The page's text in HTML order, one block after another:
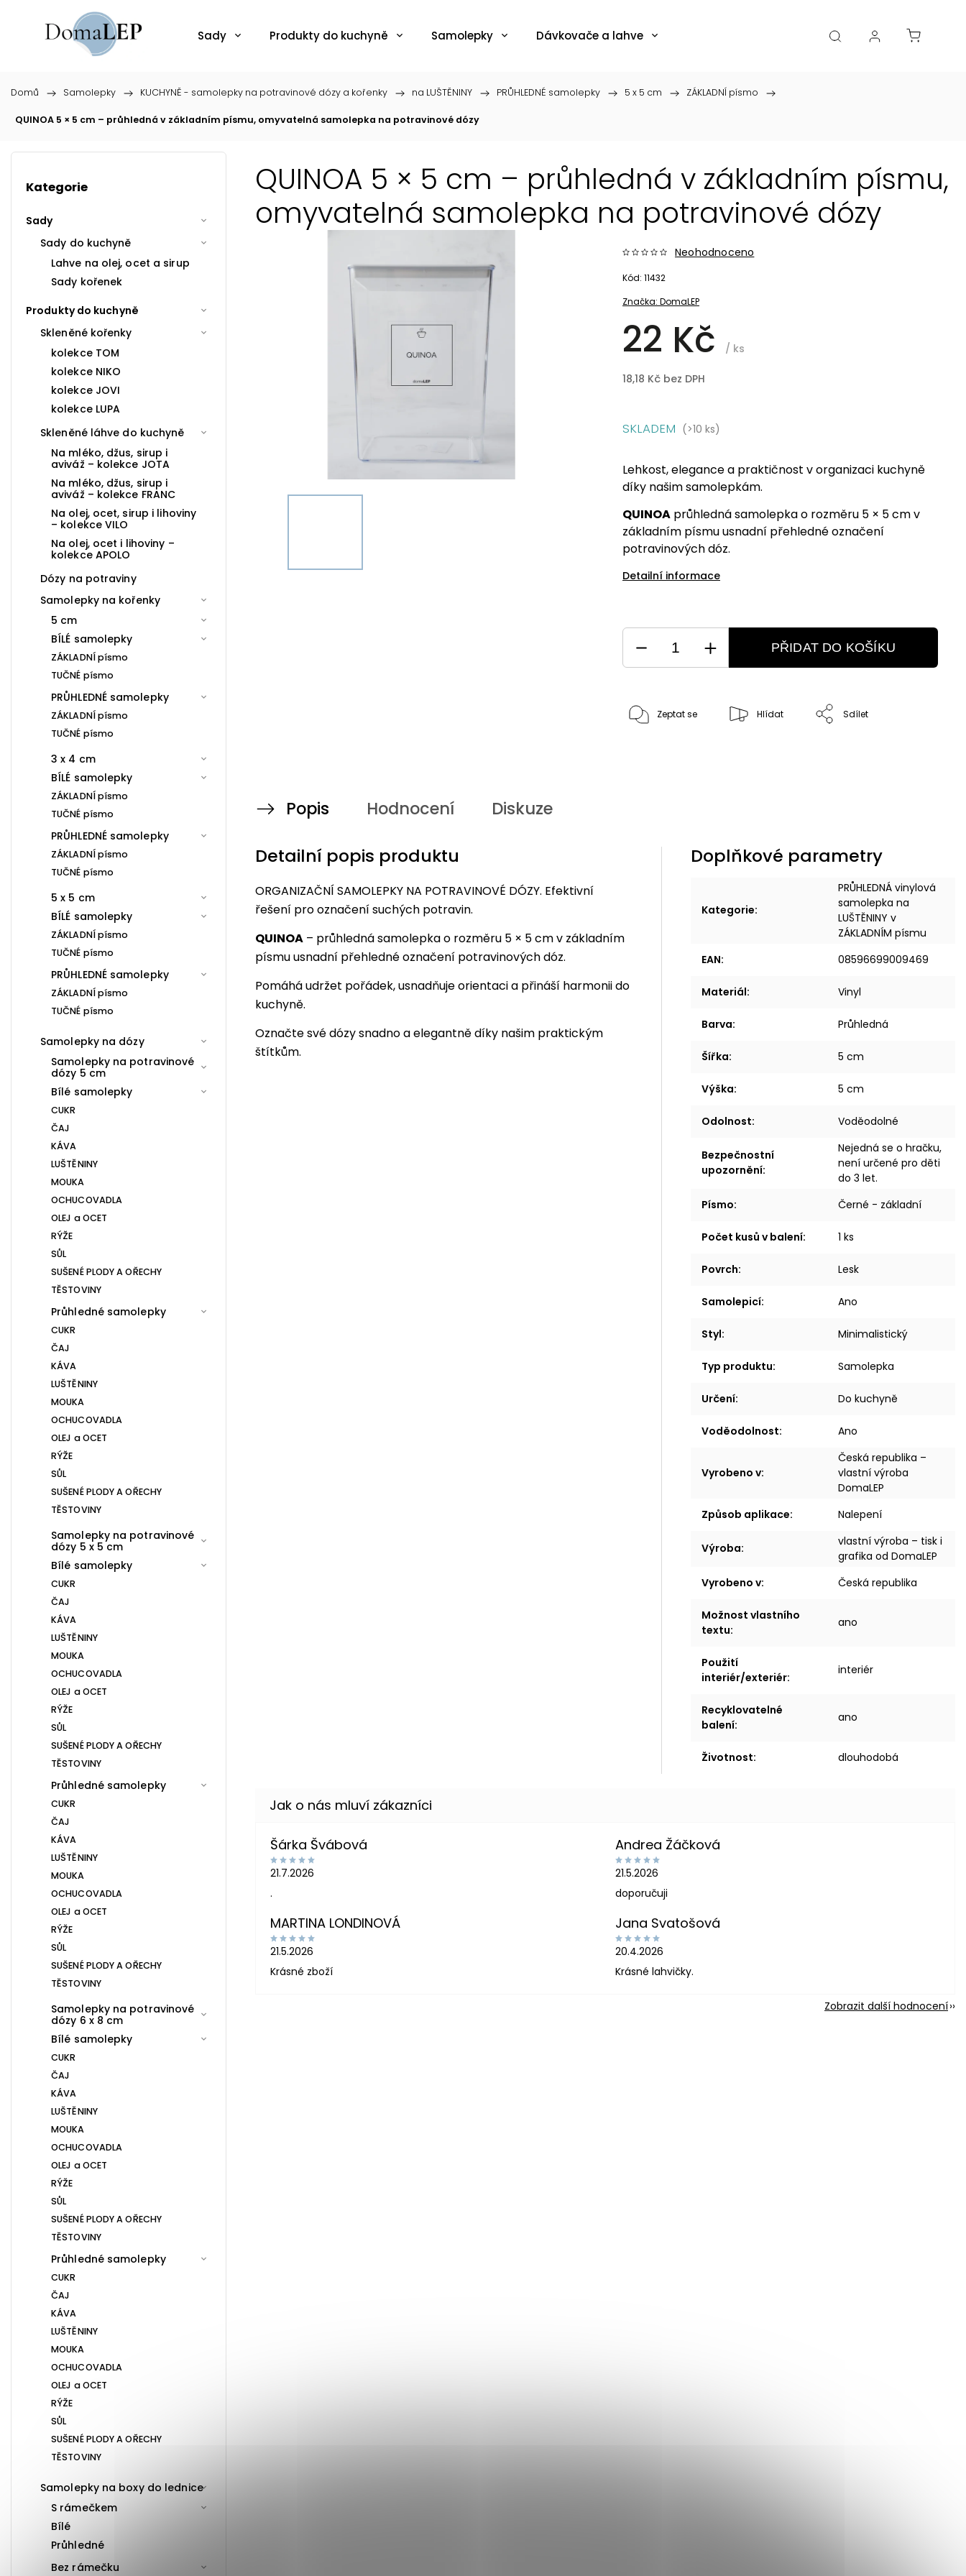
Sady Produkty do kuchyně Samolepky Dávkovače a lahve Boxy, dózy, kořenky, skleničky Akce
Domů / Samolepky / KUCHYNĚ - samolepky na potravinové dózy a kořenky / na LUŠTĚNINY / PRŮHLEDNÉ samolepky / 5 x 5 cm / ZÁKLADNÍ písmo /
QUINOA 5 × 5 cm – průhledná v základním písmu, omyvatelná samolepka na potravinové dózy
Kategorie
Sady
Sady do kuchyně
Lahve na olej, ocet a sirup
Sady kořenek
Produkty do kuchyně
Skleněné kořenky
kolekce TOM
kolekce NIKO
kolekce JOVI
kolekce LUPA
Skleněné láhve do kuchyně
Na mléko, džus, sirup i
aviváž – kolekce JOTA
Na mléko, džus, sirup i
aviváž – kolekce FRANC
Na olej, ocet, sirup i lihoviny
– kolekce VILO
Na olej, ocet i lihoviny –
kolekce APOLO
Dózy na potraviny
Samolepky na kořenky
5 cm
BÍLÉ samolepky
ZÁKLADNÍ písmo
TUČNÉ písmo
PRŮHLEDNÉ samolepky
ZÁKLADNÍ písmo
TUČNÉ písmo
3 x 4 cm
BÍLÉ samolepky
ZÁKLADNÍ písmo
TUČNÉ písmo
PRŮHLEDNÉ samolepky
ZÁKLADNÍ písmo
TUČNÉ písmo
5 x 5 cm
BÍLÉ samolepky
ZÁKLADNÍ písmo
TUČNÉ písmo
PRŮHLEDNÉ samolepky
ZÁKLADNÍ písmo
TUČNÉ písmo
Samolepky na dózy
Samolepky na potravinové
dózy 5 cm
Bílé samolepky
CUKR
ČAJ
KÁVA
LUŠTĚNINY
MOUKA
OCHUCOVADLA
OLEJ a OCET
RÝŽE
SŮL
SUŠENÉ PLODY A OŘECHY
TĚSTOVINY
Průhledné samolepky
CUKR
ČAJ
KÁVA
LUŠTĚNINY
MOUKA
OCHUCOVADLA
OLEJ a OCET
RÝŽE
SŮL
SUŠENÉ PLODY A OŘECHY
TĚSTOVINY
Samolepky na potravinové
dózy 5 x 5 cm
Bílé samolepky
CUKR
ČAJ
KÁVA
LUŠTĚNINY
MOUKA
OCHUCOVADLA
OLEJ a OCET
RÝŽE
SŮL
SUŠENÉ PLODY A OŘECHY
TĚSTOVINY
Průhledné samolepky
CUKR
ČAJ
KÁVA
LUŠTĚNINY
MOUKA
OCHUCOVADLA
OLEJ a OCET
RÝŽE
SŮL
SUŠENÉ PLODY A OŘECHY
TĚSTOVINY
Samolepky na potravinové
dózy 6 x 8 cm
Bílé samolepky
CUKR
ČAJ
KÁVA
LUŠTĚNINY
MOUKA
OCHUCOVADLA
OLEJ a OCET
RÝŽE
SŮL
SUŠENÉ PLODY A OŘECHY
TĚSTOVINY
Průhledné samolepky
CUKR
ČAJ
KÁVA
LUŠTĚNINY
MOUKA
OCHUCOVADLA
OLEJ a OCET
RÝŽE
SŮL
SUŠENÉ PLODY A OŘECHY
TĚSTOVINY
Samolepky na boxy do lednice
S rámečkem
Bílé
Průhledné
Bez rámečku
QUINOA 5 × 5 cm – průhledná v základním písmu,
omyvatelná samolepka na potravinové dózy
Značka: DomaLEP
Neohodnoceno
22 Kč / ks
18,18 Kč bez DPH
Kód: 11432
Lehkost, elegance a praktičnost v organizaci kuchyně
díky našim samolepkám.
QUINOA průhledná samolepka o rozměru 5 × 5 cm v
základním písmu usnadní přehledné označení
potravinových dóz.
Detailní informace
SKLADEM (>10 ks)
PŘIDAT DO KOŠÍKU
Zeptat se Hlídat Sdílet
Popis Hodnocení Diskuze
Detailní popis produktu
ORGANIZAČNÍ SAMOLEPKY NA POTRAVINOVÉ DÓZY. Efektivní
řešení pro označení suchých potravin.
QUINOA – průhledná samolepka o rozměru 5 × 5 cm v základním
písmu usnadní přehledné označení potravinových dóz.
Pomáhá udržet pořádek, usnadňuje orientaci a přináší harmonii do
kuchyně.
Označte své dózy snadno a elegantně díky našim praktickým
štítkům.
Doplňkové parametry
Kategorie:
PRŮHLEDNÁ vinylová
samolepka na
LUŠTĚNINY v
ZÁKLADNÍM písmu
EAN: 08596699009469
Materiál: Vinyl
Barva: Průhledná
Šířka: 5 cm
Výška: 5 cm
Odolnost: Voděodolné
Bezpečnostní
upozornění:
Nejedná se o hračku,
není určené pro děti
do 3 let.
Písmo: Černé - základní
Počet kusů v balení: 1 ks
Povrch: Lesk
Samolepicí: Ano
Styl: Minimalistický
Typ produktu: Samolepka
Určení: Do kuchyně
Voděodolnost: Ano
Vyrobeno v:
Česká republika –
vlastní výroba
DomaLEP
Způsob aplikace: Nalepení
Výroba:
vlastní výroba – tisk i
grafika od DomaLEP
Vyrobeno v: Česká republika
Možnost vlastního
textu:
ano
Použití
interiér/exteriér:
interiér
Recyklovatelné
balení:
ano
Životnost: dlouhodobá
Šárka Švábová
21.7.2026
.
Andrea Žáčková
21.5.2026
doporučuji
MARTINA LONDINOVÁ
21.5.2026
Krásné zboží
Jana Svatošová
20.4.2026
Krásné lahvičky.
Zobrazit další hodnocení